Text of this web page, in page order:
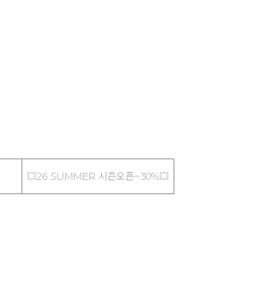
💥26 SUMMER 시즌오픈~30%💥